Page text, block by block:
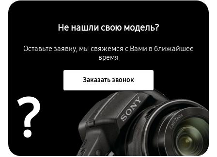
Не нашли свою модель?
Оставьте заявку, мы свяжемся с Вами в ближайшее
время
Заказать звонок
?